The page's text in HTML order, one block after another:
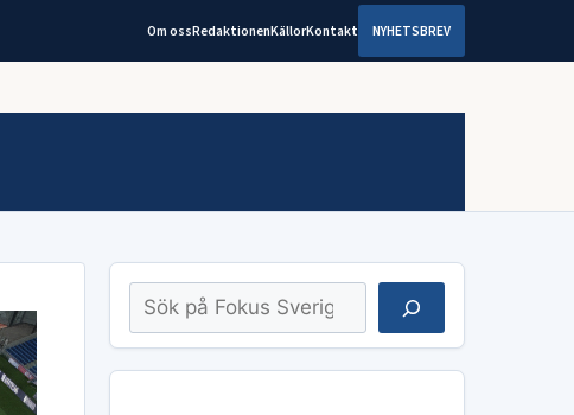
Om ossRedaktionenKällorKontakt NYHETSBREV
Sök